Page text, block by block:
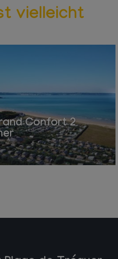
vielleicht
Confort 2